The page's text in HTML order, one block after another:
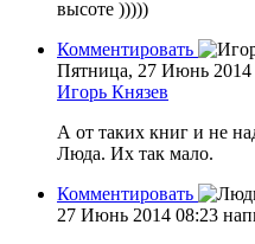
высоте )))))
Комментировать
Пятница, 27 Июнь 2014
Игорь Князев
А от таких книг и не
Люда. Их так мало.
Комментировать
27 Июнь 2014 08:23